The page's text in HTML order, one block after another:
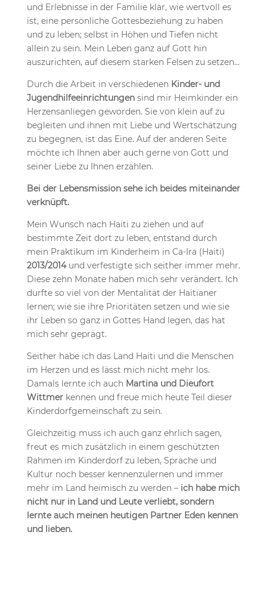
und Erlebnisse in der Familie klar, wie wertvoll es
ist, eine persönliche Gottesbeziehung zu haben
und zu leben; selbst in Höhen und Tiefen nicht
allein zu sein. Mein Leben ganz auf Gott hin
auszurichten, auf diesem starken Felsen zu setzen…
Durch die Arbeit in verschiedenen Kinder- und
Jugendhilfeeinrichtungensind mir Heimkinder ein
Herzensanliegen geworden. Sie von klein auf zu
begleiten und ihnen mit Liebe und Wertschätzung
zu begegnen, ist das Eine. Auf der anderen Seite
möchte ich Ihnen aber auch gerne von Gott und
seiner Liebe zu Ihnen erzählen.
Bei der Lebensmission sehe ich beides miteinander
verknüpft.
Mein Wunsch nach Haiti zu ziehen und auf
bestimmte Zeit dort zu leben, entstand durch
mein Praktikum im Kinderheim in Ca-Ira (Haiti)
2013/2014und verfestigte sich seither immer mehr.
Diese zehn Monate haben mich sehr verändert. Ich
durfte so viel von der Mentalität der Haitianer
lernen; wie sie ihre Prioritäten setzen und wie sie
ihr Leben so ganz in Gottes Hand legen, das hat
mich sehr geprägt.
Seither habe ich das Land Haiti und die Menschen
im Herzen und es lässt mich nicht mehr los.
Damals lernte ich auch Martina und Dieufort
Wittmerkennen und freue mich heute Teil dieser
Kinderdorfgemeinschaft zu sein.
Gleichzeitig muss ich auch ganz ehrlich sagen,
freut es mich zusätzlich in einem geschützten
Rahmen im Kinderdorf zu leben, Sprache und
Kultur noch besser kennenzulernen und immer
mehr im Land heimisch zu werden –ich habe mich
nicht nur in Land und Leute verliebt, sondern
lernte auch meinen heutigen Partner Eden kennen
und lieben.